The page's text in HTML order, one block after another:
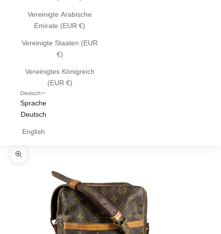
Vereinigte Arabische
Emirate (EUR €)
Vereinigte Staaten (EUR
€)
Vereinigtes Königreich
(EUR €)
Deutsch
Sprache
Deutsch
English
Bild vergrößern